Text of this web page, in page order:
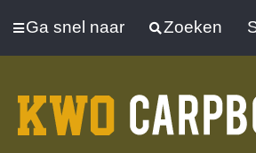
Ga snel naar Zoeken